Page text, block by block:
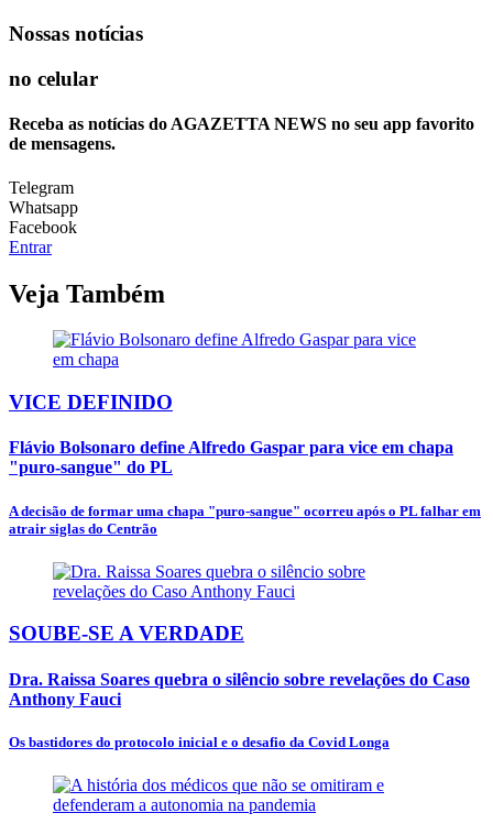
Nossas notícias
no celular
Receba as notícias do AGAZETTA NEWS no seu app favorito
de mensagens.
Telegram
Whatsapp
Facebook
Entrar
Veja Também
VICE DEFINIDO
Flávio Bolsonaro define Alfredo Gaspar para vice em chapa
"puro-sangue" do PL
A decisão de formar uma chapa "puro-sangue" ocorreu após o PL falhar em
atrair siglas do Centrão
SOUBE-SE A VERDADE
Dra. Raissa Soares quebra o silêncio sobre revelações do Caso
Anthony Fauci
Os bastidores do protocolo inicial e o desafio da Covid Longa